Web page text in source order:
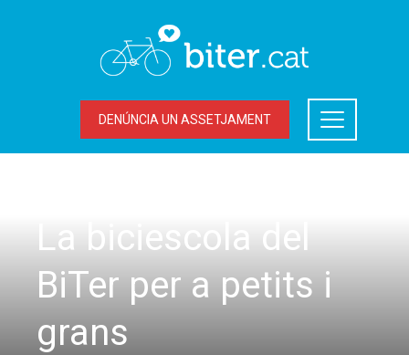
DENÚNCIA UN ASSETJAMENT
La biciescola del
BiTer per a petits i
grans